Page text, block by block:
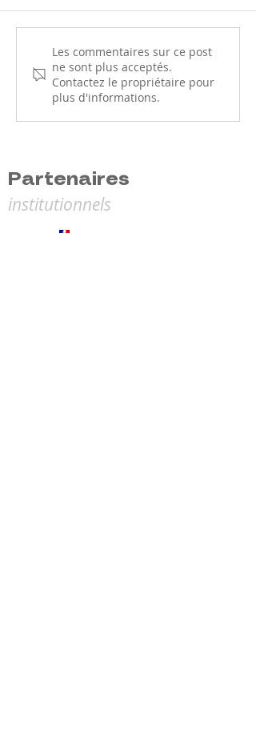
Le Parcours Prévention
Santé (PPS) : une
nouvelle étape pour
votre licence
Les commentaires sur ce post
ne sont plus acceptés.
Contactez le propriétaire pour
plus d'informations.
Partenaires
institutionnels